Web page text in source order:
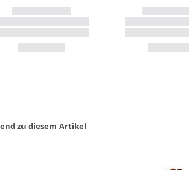
zu diesem Artikel